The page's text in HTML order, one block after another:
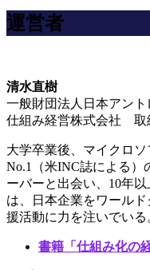
運営者
清水直樹
一般財団法人日本アン
仕組み経営株式会社 取
大学卒業後、マイクロ
No.1（米INC誌による）
ーバーと出会い、10年
は、日本企業をワール
援活動に力を注いでいる
書籍「仕組み化の